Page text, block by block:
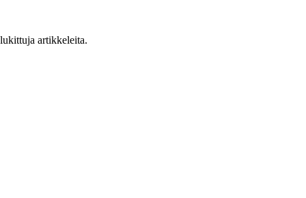
artikkeleita.